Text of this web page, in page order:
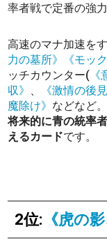
率者戦で定番の強
高速のマナ加速を
力の墓所》
《モッ
ッチカウンター(
収》 、 《激情の後見
魔除け》 などなど
将来的に青の統率
えるカードです。
2位: 《虎の